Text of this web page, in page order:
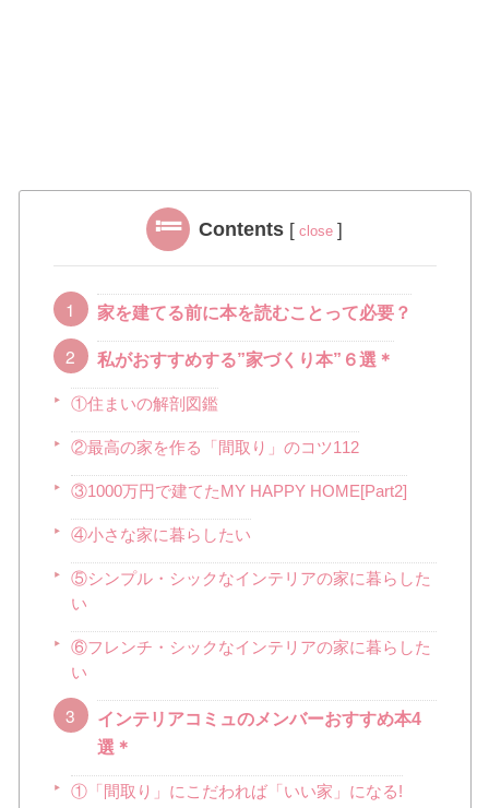
Contents [ close ]
家を建てる前に本を読むことって必要？
私がおすすめする”家づくり本”６選＊
①住まいの解剖図鑑
②最高の家を作る「間取り」のコツ112
③1000万円で建てたMY HAPPY HOME[Part2]
④小さな家に暮らしたい
⑤シンプル・シックなインテリアの家に暮らした
い
⑥フレンチ・シックなインテリアの家に暮らした
い
インテリアコミュのメンバーおすすめ本4
選＊
①「間取り」にこだわれば「いい家」になる!